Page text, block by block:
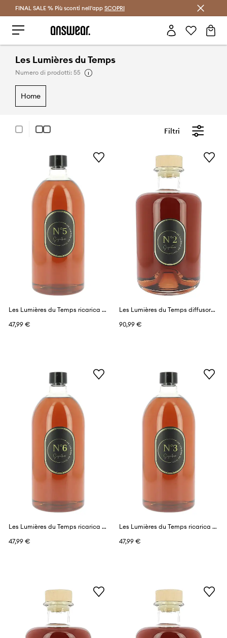
Risparmia con Answear Club >
FINAL SALE % Più sconti nell'app SCOPRI
Les Lumières du Temps
Numero di prodotti: 55
home
Filtri
Les Lumières du Temps ricarica profumi 1 l
47,99 €
Les Lumières du Temps diffusore profumato 1 l
90,99 €
Les Lumières du Temps ricarica profumi 1 l
47,99 €
Les Lumières du Temps ricarica profumi 1 l
47,99 €